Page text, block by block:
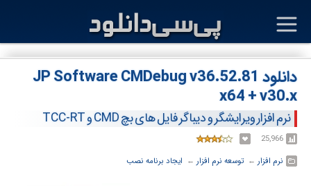
دانلود JP Software CMDebug v36.52.81
x64 + v30.x
نرم افزار ویرایشگر و دیباگر فایل های بچ CMD و TCC-RT
25,966
نرم افزار ← ‏توسعه نرم افزار ← ‏ ایجاد برنامه نصب